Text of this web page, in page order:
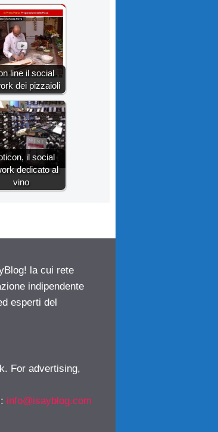
line il social
dei pizzaioli
il social
dedicato al
vino
la cui rete
indipendente
esperti del
For advertising,
: info@isayblog.com